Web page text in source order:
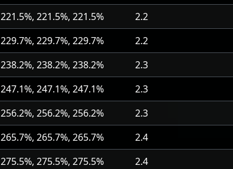
221.5%, 221.5%, 221.5% 2.2
229.7%, 229.7%, 229.7% 2.2
238.2%, 238.2%, 238.2% 2.3
247.1%, 247.1%, 247.1%
2.3
256.2%, 256.2%, 256.2%
2.3
265.7%, 265.7%, 265.7%
2.4
275.5%, 275.5%, 275.5%
2.4